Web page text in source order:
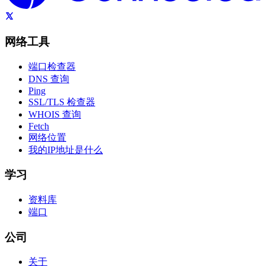
网络工具
端口检查器
DNS 查询
Ping
SSL/TLS 检查器
WHOIS 查询
Fetch
网络位置
我的IP地址是什么
学习
资料库
端口
公司
关于